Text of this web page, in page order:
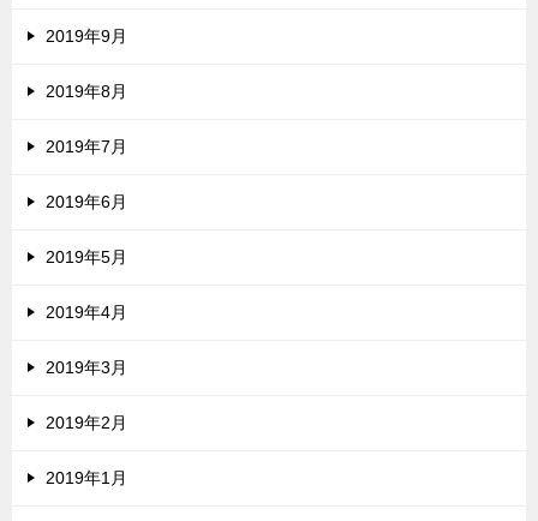
2019年9月
2019年8月
2019年7月
2019年6月
2019年5月
2019年4月
2019年3月
2019年2月
2019年1月